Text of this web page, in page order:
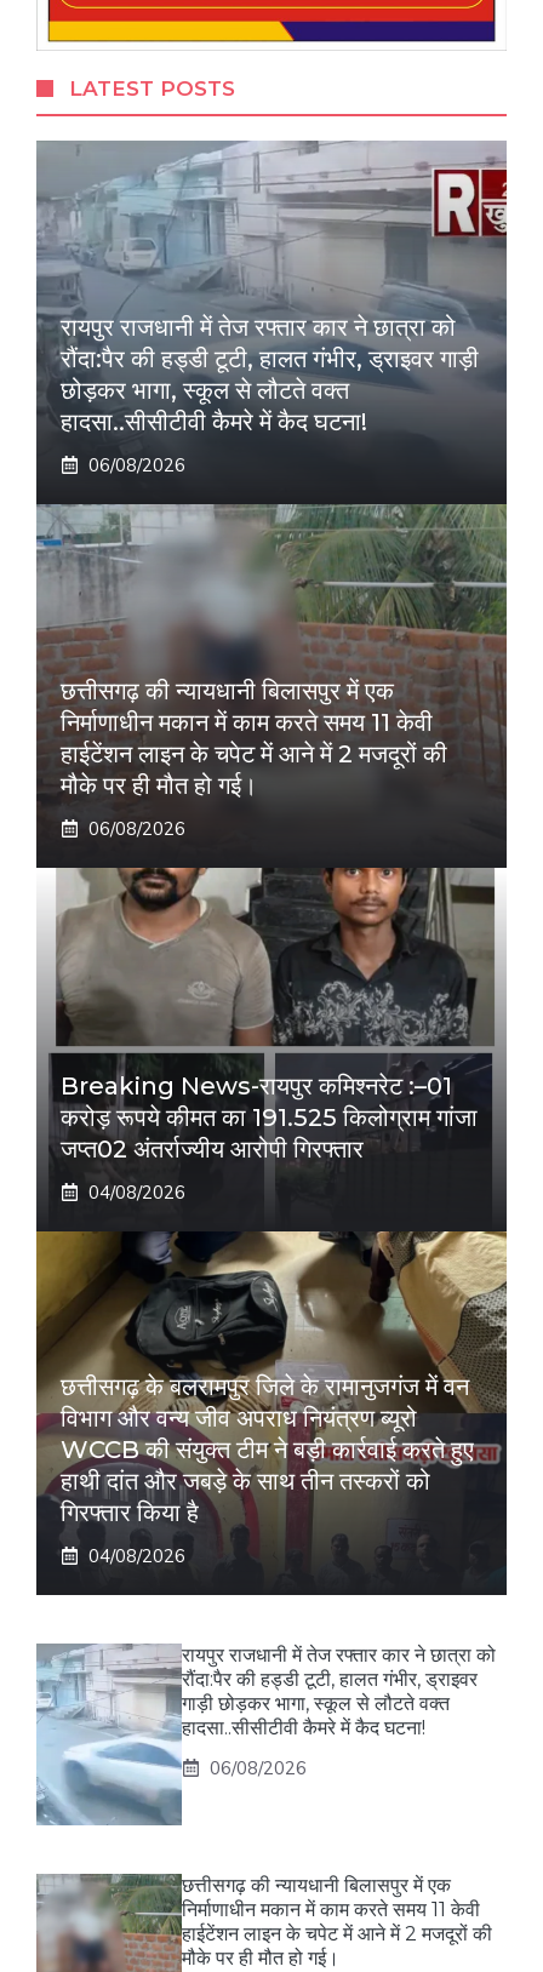
LATEST POSTS
रायपुर राजधानी में तेज रफ्तार कार ने छात्रा को
रौंदा:पैर की हड्डी टूटी, हालत गंभीर, ड्राइवर गाड़ी
छोड़कर भागा, स्कूल से लौटते वक्त
हादसा..सीसीटीवी कैमरे में कैद घटना!
06/08/2026
छत्तीसगढ़ की न्यायधानी बिलासपुर में एक
निर्माणाधीन मकान में काम करते समय 11 केवी
हाईटेंशन लाइन के चपेट में आने में 2 मजदूरों की
मौके पर ही मौत हो गई।
06/08/2026
Breaking News-रायपुर कमिश्नरेट :–01
करोड़ रूपये कीमत का 191.525 किलोग्राम गांजा
जप्त02 अंतर्राज्यीय आरोपी गिरफ्तार
04/08/2026
छत्तीसगढ़ के बलरामपुर जिले के रामानुजगंज में वन
विभाग और वन्य जीव अपराध नियंत्रण ब्यूरो
WCCB की संयुक्त टीम ने बड़ी कार्रवाई करते हुए
हाथी दांत और जबड़े के साथ तीन तस्करों को
गिरफ्तार किया है
04/08/2026
रायपुर राजधानी में तेज रफ्तार कार ने छात्रा को
रौंदा:पैर की हड्डी टूटी, हालत गंभीर, ड्राइवर
गाड़ी छोड़कर भागा, स्कूल से लौटते वक्त
हादसा..सीसीटीवी कैमरे में कैद घटना!
06/08/2026
छत्तीसगढ़ की न्यायधानी बिलासपुर में एक
निर्माणाधीन मकान में काम करते समय 11 केवी
हाईटेंशन लाइन के चपेट में आने में 2 मजदूरों की
मौके पर ही मौत हो गई।